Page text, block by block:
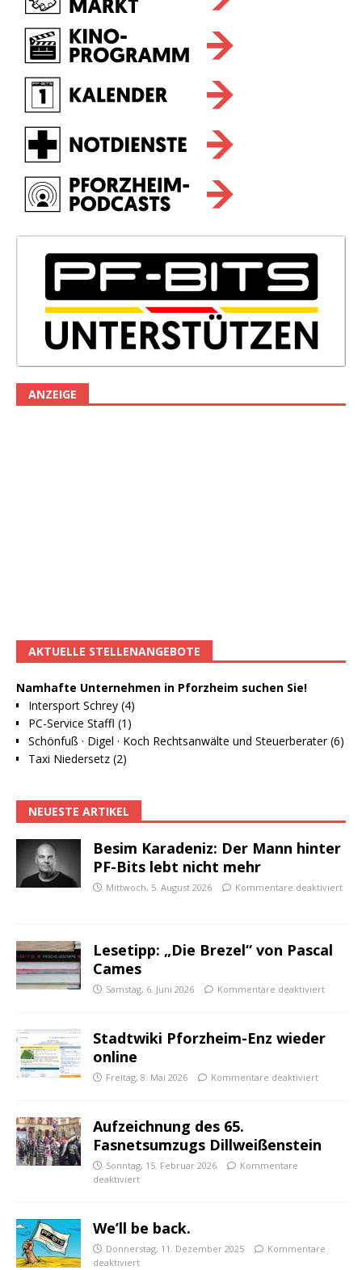
ANZEIGE
AKTUELLE STELLENANGEBOTE
Namhafte Unternehmen in Pforzheim suchen Sie!
Intersport Schrey (4)
PC-Service Staffl (1)
Schönfuß · Digel · Koch Rechtsanwälte und Steuerberater (6)
Taxi Niedersetz (2)
NEUESTE ARTIKEL
Besim Karadeniz: Der Mann hinter
PF-Bits lebt nicht mehr
Mittwoch, 5. August 2026 Kommentare deaktiviert
Lesetipp: „Die Brezel“ von Pascal
Cames
Samstag, 6. Juni 2026 Kommentare deaktiviert
Stadtwiki Pforzheim-Enz wieder
online
Freitag, 8. Mai 2026 Kommentare deaktiviert
Aufzeichnung des 65.
Fasnetsumzugs Dillweißenstein
Sonntag, 15. Februar 2026
Kommentare
deaktiviert
We’ll be back.
Donnerstag, 11. Dezember 2025
Kommentare
deaktiviert